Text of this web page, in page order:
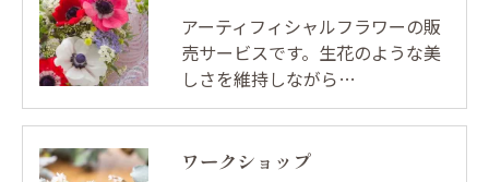
アーティフィシャルフラワーの販
売サービスです。生花のような美
しさを維持しながら…
ワークショップ